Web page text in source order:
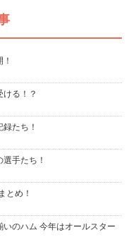
る！？
たち！
手たち！
とめ！
のハム 今年はオールスター